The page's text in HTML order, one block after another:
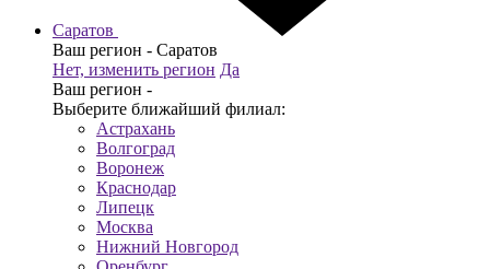
Саратов
Ваш регион - Саратов
Нет, изменить регион Да
Ваш регион -
Выберите ближайший филиал:
Астрахань
Волгоград
Воронеж
Краснодар
Липецк
Москва
Нижний Новгород